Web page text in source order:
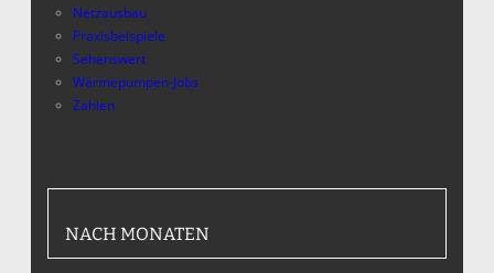
Netzausbau
Praxisbeispiele
Sehenswert
Wärmepumpen-Jobs
Zahlen
NACH MONATEN